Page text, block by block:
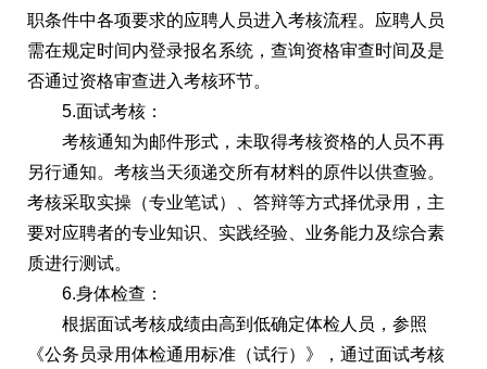
职条件中各项要求的应聘人员进入考核流程。应聘人员
需在规定时间内登录报名系统，查询资格审查时间及是
否通过资格审查进入考核环节。
5.面试考核：
考核通知为邮件形式，未取得考核资格的人员不再
另行通知。考核当天须递交所有材料的原件以供查验。
考核采取实操（专业笔试）、答辩等方式择优录用，主
要对应聘者的专业知识、实践经验、业务能力及综合素
质进行测试。
6.身体检查：
根据面试考核成绩由高到低确定体检人员，参照
《公务员录用体检通用标准（试行）》，通过面试考核